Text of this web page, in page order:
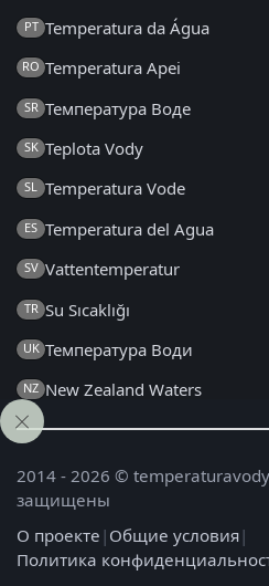
PT Temperatura da Água
RO Temperatura Apei
SR Температура Воде
SK Teplota Vody
SL Temperatura Vode
ES Temperatura del Agua
SV Vattentemperatur
TR Su Sıcaklığı
UK Температура Води
NZ New Zealand Waters
2014 - 2026 ©
защищены
О проекте | Общие условия|
Политика